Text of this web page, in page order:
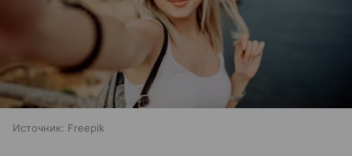
Источник: Freepik